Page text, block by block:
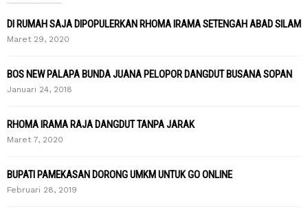
DI RUMAH SAJA DIPOPULERKAN RHOMA IRAMA SETENGAH ABAD SILAM
Maret 29, 2020
BOS NEW PALAPA BUNDA JUANA PELOPOR DANGDUT BUSANA SOPAN
Januari 24, 2018
RHOMA IRAMA RAJA DANGDUT TANPA JARAK
Maret 7, 2020
BUPATI PAMEKASAN DORONG UMKM UNTUK GO ONLINE
Februari 28, 2019